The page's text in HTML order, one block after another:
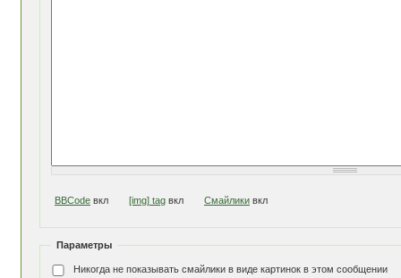
BBCode вкл [img] tag вкл Смайлики вкл
Параметры
Никогда не показывать смайлики в виде картинок в этом сообщении